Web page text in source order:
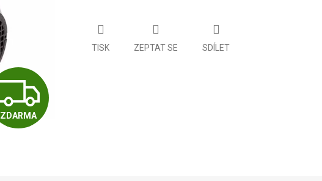
Z
D
ZDARMA
TISK ZEPTAT SE SDÍLET